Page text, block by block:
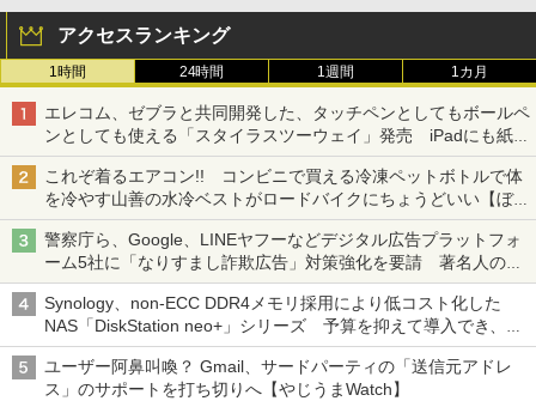
アクセスランキング
1時間 24時間 1週間 1カ月
エレコム、ゼブラと共同開発した、タッチペンとしてもボールペ
ンとしても使える「スタイラスツーウェイ」発売 iPadにも紙に
も、持ち替えずに書き込める
これぞ着るエアコン!! コンビニで買える冷凍ペットボトルで体
を冷やす山善の水冷ベストがロードバイクにちょうどいい【ぼっ
ち・ざ・ろーど！その14】【空いた時間でなにしてる？】
警察庁ら、Google、LINEヤフーなどデジタル広告プラットフォ
ーム5社に「なりすまし詐欺広告」対策強化を要請 著名人の写
真や映像を使った投資詐欺などへの対策として
Synology、non-ECC DDR4メモリ採用により低コスト化した
NAS「DiskStation neo+」シリーズ 予算を抑えて導入でき、
ECCメモリへのアップグレードも可能
ユーザー阿鼻叫喚？ Gmail、サードパーティの「送信元アドレ
ス」のサポートを打ち切りへ【やじうまWatch】